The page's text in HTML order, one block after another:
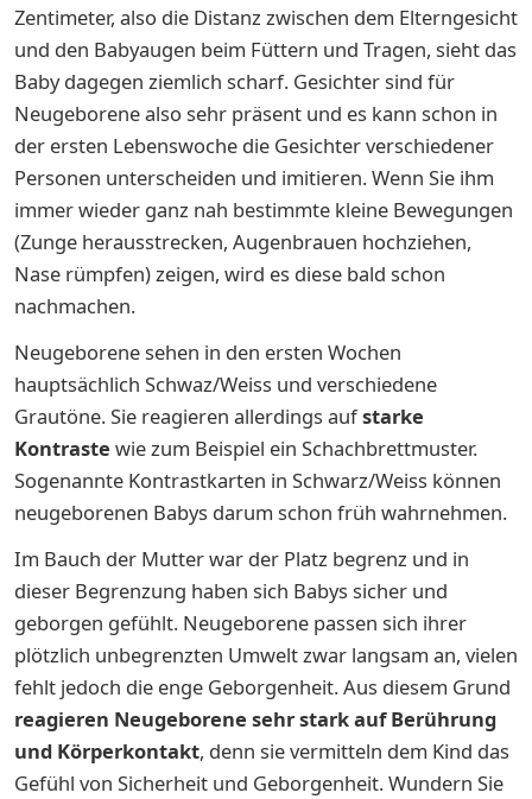
Zentimeter, also die Distanz zwischen dem Elterngesicht
und den Babyaugen beim Füttern und Tragen, sieht das
Baby dagegen ziemlich scharf. Gesichter sind für
Neugeborene also sehr präsent und es kann schon in
der ersten Lebenswoche die Gesichter verschiedener
Personen unterscheiden und imitieren. Wenn Sie ihm
immer wieder ganz nah bestimmte kleine Bewegungen
(Zunge herausstrecken, Augenbrauen hochziehen,
Nase rümpfen) zeigen, wird es diese bald schon
nachmachen.
Neugeborene sehen in den ersten Wochen
hauptsächlich Schwaz/Weiss und verschiedene
Grautöne. Sie reagieren allerdings aufstarke
Kontraste wie zum Beispiel ein Schachbrettmuster.
Sogenannte Kontrastkarten in Schwarz/Weiss können
neugeborenen Babys darum schon früh wahrnehmen.
Im Bauch der Mutter war der Platz begrenz und in
dieser Begrenzung haben sich Babys sicher und
geborgen gefühlt. Neugeborene passen sich ihrer
plötzlich unbegrenzten Umwelt zwar langsam an, vielen
fehlt jedoch die enge Geborgenheit. Aus diesem Grund
reagieren Neugeborene sehr stark auf Berührung
und Körperkontakt, denn sie vermitteln dem Kind das
Gefühl von Sicherheit und Geborgenheit. Wundern Sie